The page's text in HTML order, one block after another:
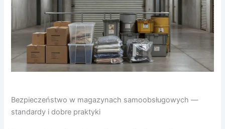
Bezpieczeństwo w magazynach samoobsługowych —
standardy i dobre praktyki